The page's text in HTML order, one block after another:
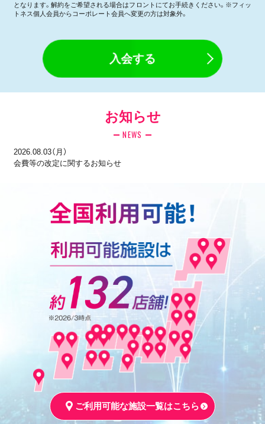
となります。解約をご希望される場合はフロントにてお手続きください。※フィッ
トネス個人会員からコーポレート会員へ変更の方は対象外。
入会する
お知らせ
NEWS
2026.08.03（月）
会費等の改定に関するお知らせ
ご利用可能な施設一覧はこちら